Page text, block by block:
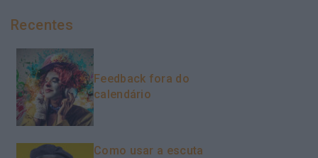
Recentes
Feedback fora do
calendário
Como usar a escuta